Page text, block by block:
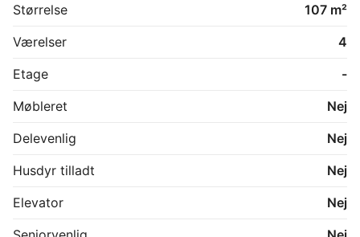
Størrelse
107 m²
Værelser
4
Etage
-
Møbleret
Nej
Delevenlig
Nej
Husdyr tilladt
Nej
Elevator
Nej